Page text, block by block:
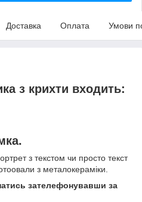
Доставка Оплата Умови
з крихти входить:
з текстом чи просто текст
з металокераміки.
зателефонувавши за